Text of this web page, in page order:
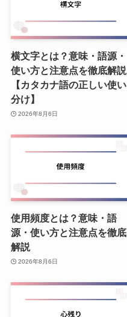
横文字とは？意味・語源・
使い方と注意点を徹底解説
【カタカナ語の正しい使い
分け】
2026年8月6日
使用頻度とは？意味・語
源・使い方と注意点を徹底
解説
2026年8月6日